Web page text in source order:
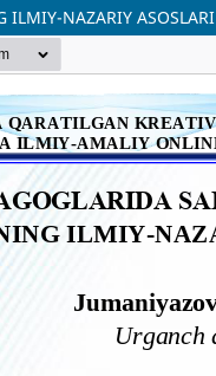
ILMIY-NAZARIY ASOSLARI